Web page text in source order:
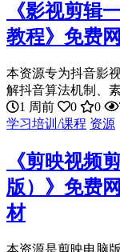
《影视剪辑
教程》免费
本资源专为抖音影
解抖音算法机制、
1 周前
0 0
学习培训/课程 资源
《剪映视频
版）》免费
材